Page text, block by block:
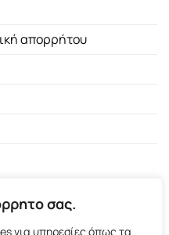
σας.
για υπηρεσίες όπως τα
απορρήτου